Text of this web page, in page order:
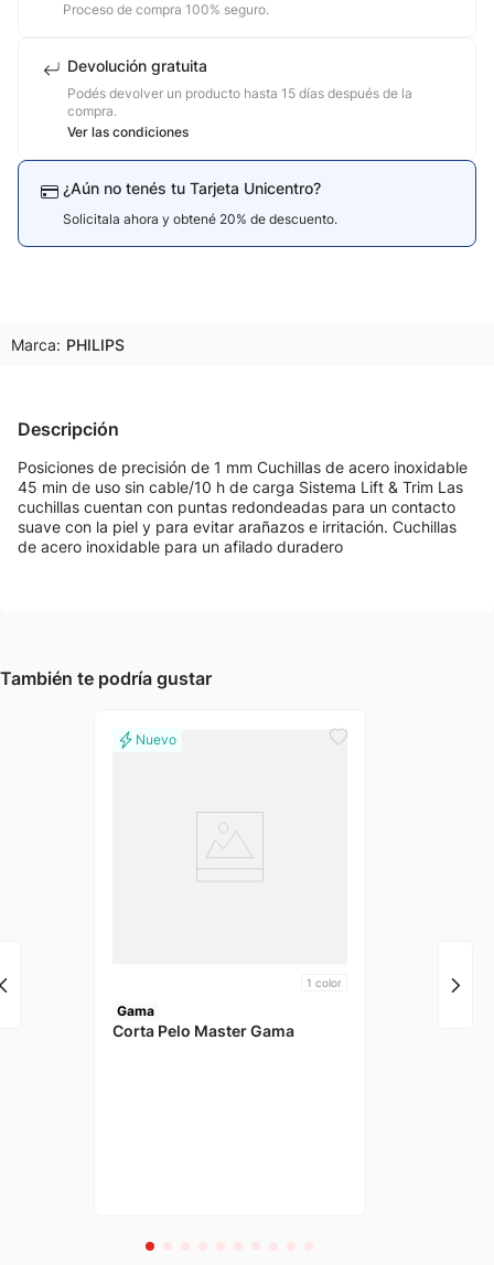
Proceso de compra 100% seguro.
Devolución gratuita
Podés devolver un producto hasta 15 días después de la
compra.
Ver las condiciones
¿Aún no tenés tu Tarjeta Unicentro?
Solicitala ahora y obtené 20% de descuento.
Marca: PHILIPS
Descripción
Posiciones de precisión de 1 mm Cuchillas de acero inoxidable
45 min de uso sin cable/10 h de carga Sistema Lift & Trim Las
cuchillas cuentan con puntas redondeadas para un contacto
suave con la piel y para evitar arañazos e irritación. Cuchillas
de acero inoxidable para un afilado duradero
También te podría gustar
1 color
Gama
Corta Pelo Master Gama